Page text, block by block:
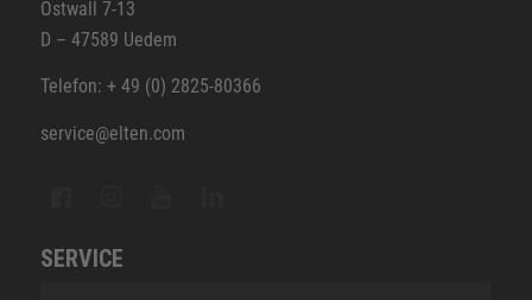
Ostwall 7-13
D – 47589 Uedem
Telefon: + 49 (0) 2825-80366
service@elten.com
SERVICE